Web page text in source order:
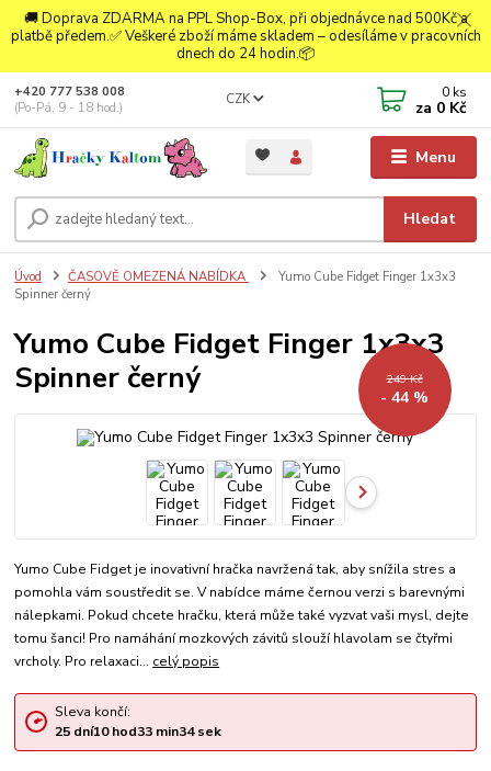
🚚 Doprava ZDARMA na PPL Shop-Box, při objednávce nad 500Kč a
platbě předem.✅ Veškeré zboží máme skladem – odesíláme v pracovních
dnech do 24 hodin.📦
Menu
CZK
Hledat
+420 777 538 008
(Po-Pá, 9 - 18 hod.)
0 ks
za 0 Kč
Úvod ČASOVĚ OMEZENÁ NABÍDKA
Yumo Cube Fidget Finger 1x3x3
Spinner černý
Yumo Cube Fidget Finger 1x3x3
Spinner černý
249 Kč
- 44 %
Yumo Cube Fidget je inovativní hračka navržená tak, aby snížila stres a
pomohla vám soustředit se. V nabídce máme černou verzi s barevnými
nálepkami. Pokud chcete hračku, která může také vyzvat vaši mysl, dejte
tomu šanci! Pro namáhání mozkových závitů slouží hlavolam se čtyřmi
vrcholy. Pro relaxaci... celý popis
Sleva končí:
25 dní10hod33min34sek